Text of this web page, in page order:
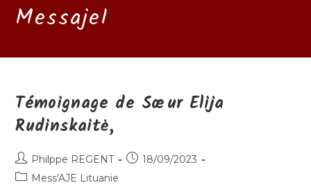
MessajeI
Témoignage de Sœur Elija
Rudinskaitė,
Auteur/autrice
de
Philppe REGENT
Publication
18/09/2023
PostMess'AJE Lituanie